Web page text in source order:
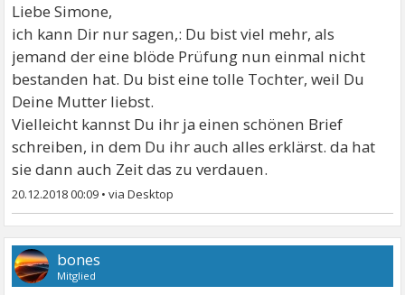
Liebe Simone,
ich kann Dir nur sagen,: Du bist viel mehr, als
jemand der eine blöde Prüfung nun einmal nicht
bestanden hat. Du bist eine tolle Tochter, weil Du
Deine Mutter liebst.
Vielleicht kannst Du ihr ja einen schönen Brief
schreiben, in dem Du ihr auch alles erklärst. da hat
sie dann auch Zeit das zu verdauen.
20.12.2018 00:09 •
bones
Mitglied